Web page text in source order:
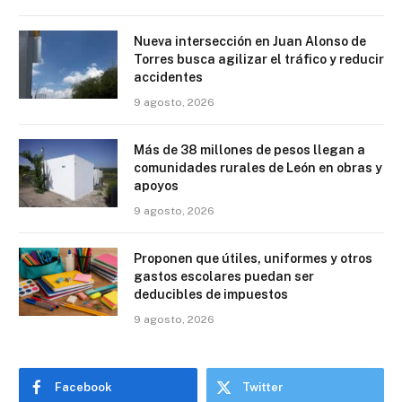
Nueva intersección en Juan Alonso de
Torres busca agilizar el tráfico y reducir
accidentes
9 agosto, 2026
Más de 38 millones de pesos llegan a
comunidades rurales de León en obras y
apoyos
9 agosto, 2026
Proponen que útiles, uniformes y otros
gastos escolares puedan ser
deducibles de impuestos
9 agosto, 2026
Facebook Twitter